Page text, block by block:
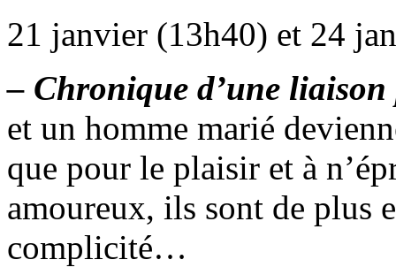
21 janvier (13h40) et 24
– Chronique d’une liaison
et un homme marié
que pour le plaisir et à
amoureux, ils sont de plus
complicité…